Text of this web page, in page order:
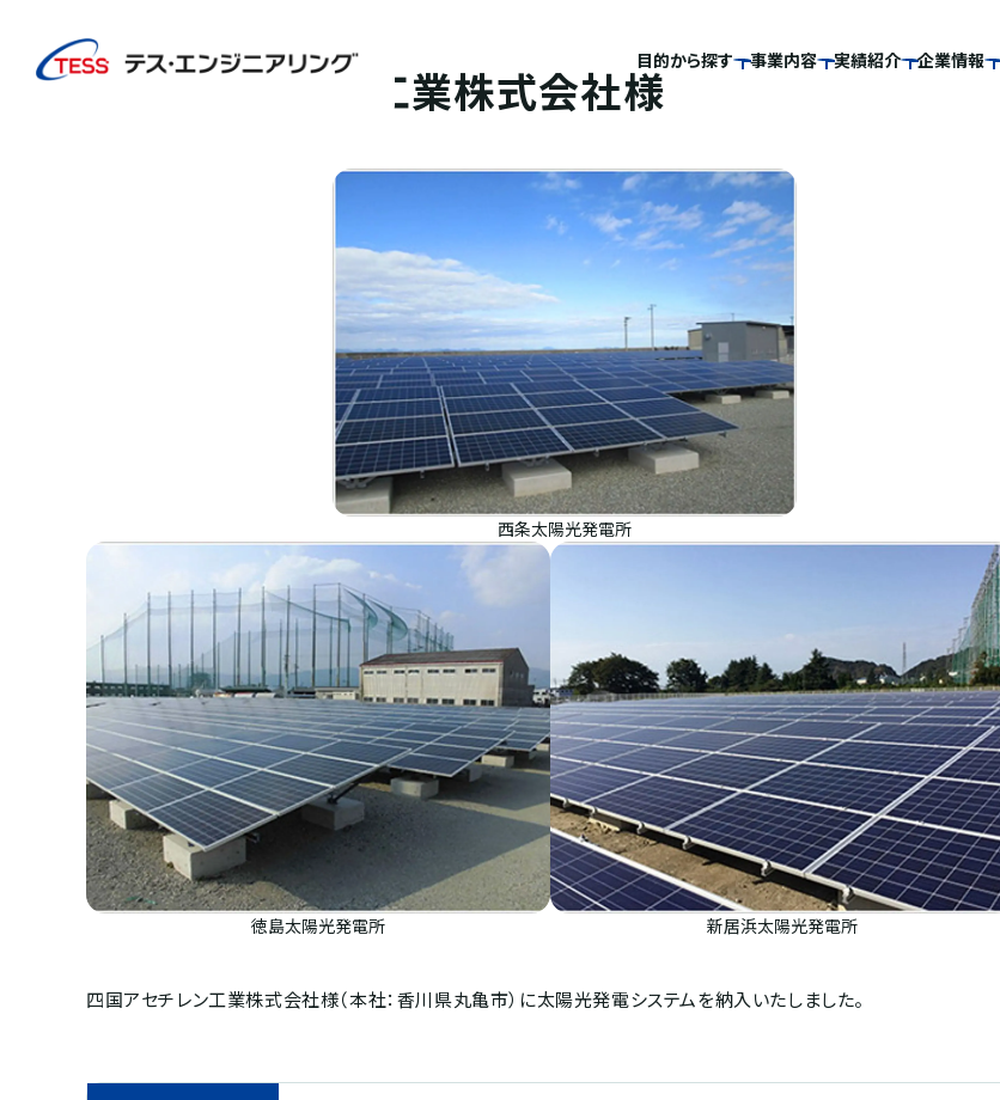
目的から探す 事業内容 実績紹介 企業情報
太陽光発電
四国アセチレン工業株式会社様
西条太陽光発電所
徳島太陽光発電所 新居浜太陽光発電所
四国アセチレン工業株式会社様（本社：香川県丸亀市）に太陽光発電システムを納入いたしました。